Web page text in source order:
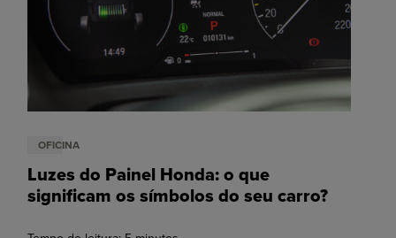
OFICINA
Luzes do Painel Honda: o que
significam os símbolos do seu carro?